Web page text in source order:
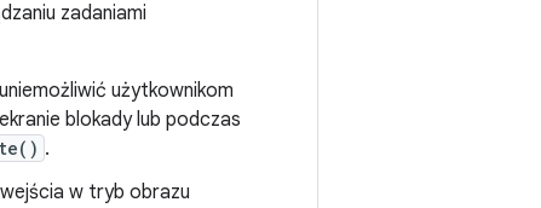
zadaniami
użytkownikom
blokady lub podczas
.
w tryb obrazu